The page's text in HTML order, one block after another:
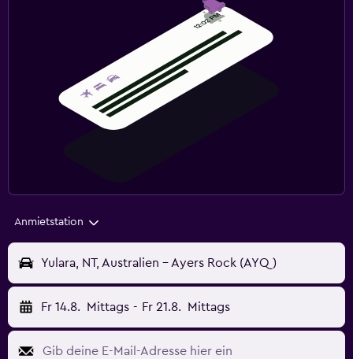
Anmietstation
Yulara, NT, Australien - Ayers Rock (AYQ)
Fr 14.8. Mittags - Fr 21.8. Mittags